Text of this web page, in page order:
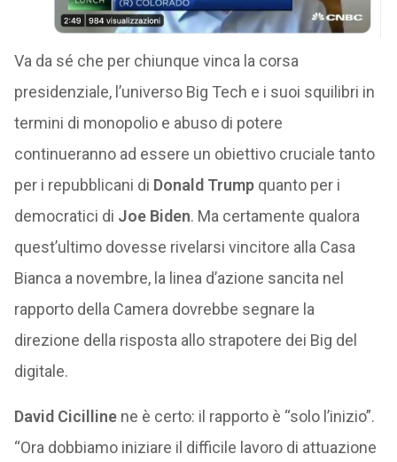
Va da sé che per chiunque vinca la corsa
presidenziale, l’universo Big Tech e i suoi squilibri in
termini di monopolio e abuso di potere
continueranno ad essere un obiettivo cruciale tanto
per i repubblicani di Donald Trumpquanto per i
democratici di Joe Biden. Ma certamente qualora
quest’ultimo dovesse rivelarsi vincitore alla Casa
Bianca a novembre, la linea d’azione sancita nel
rapporto della Camera dovrebbe segnare la
direzione della risposta allo strapotere dei Big del
digitale.
David Cicilline ne è certo: il rapporto è “solo l’inizio”.
“Ora dobbiamo iniziare il difficile lavoro di attuazione